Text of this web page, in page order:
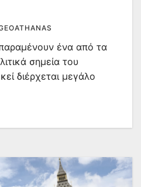
ένα από τα
σημεία του
διέρχεται μεγάλο